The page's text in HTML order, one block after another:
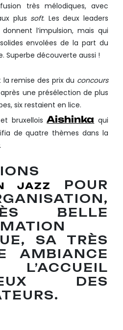
très mélodiques, avec
plus soft. Les deux leaders
l’impulsion, mais qui
envolées de la part du
Superbe découverte aussi !
remise des prix du concours
une présélection de plus
six restaient en lice.
bruxelloisAishinka qui
de quatre thèmes dans la
JAZZ
POUR
BELLE
SA TRÈS
AMBIANCE
DES